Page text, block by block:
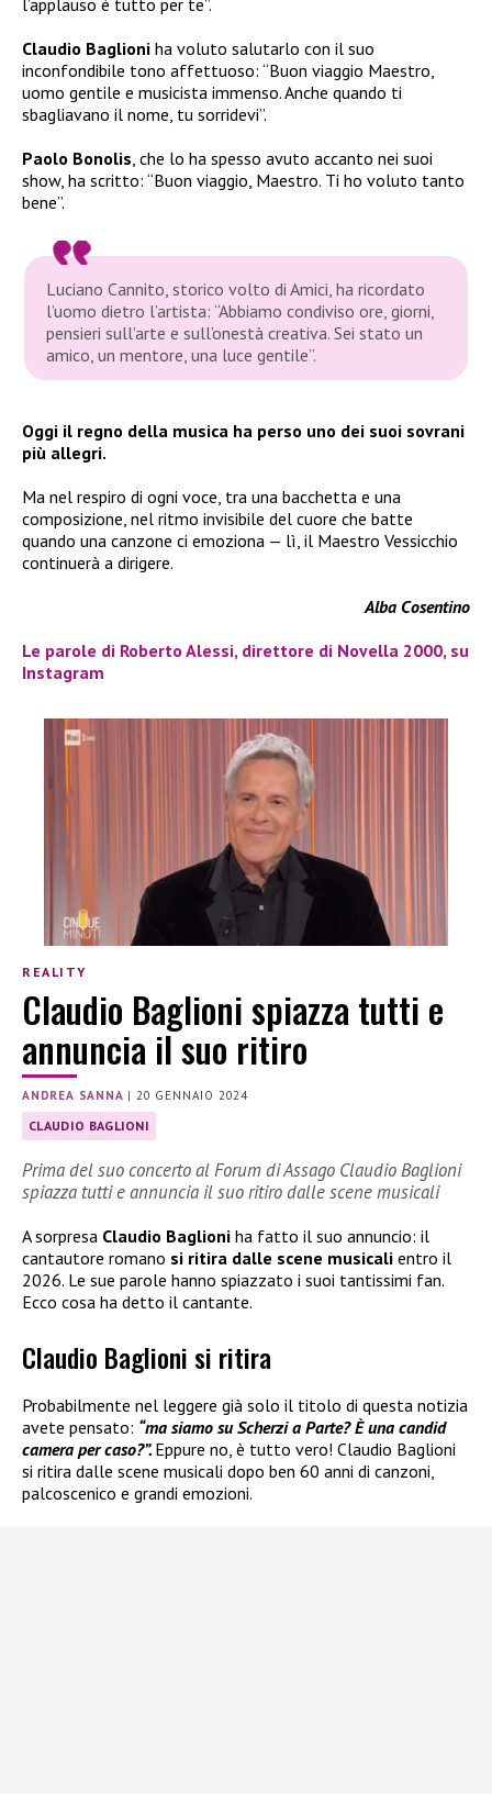
Claudio Baglioni ha voluto salutarlo con il suo
inconfondibile tono affettuoso: “Buon viaggio Maestro,
uomo gentile e musicista immenso. Anche quando ti
sbagliavano il nome, tu sorridevi”.
Paolo Bonolis , che lo ha spesso avuto accanto nei suoi
show, ha scritto: “Buon viaggio, Maestro. Ti ho voluto tanto
bene”.
Luciano Cannito, storico volto di Amici, ha ricordato
l’uomo dietro l’artista: “Abbiamo condiviso ore, giorni,
pensieri sull’arte e sull’onestà creativa. Sei stato un
amico, un mentore, una luce gentile”.
Oggi il regno della musica ha perso uno dei suoi sovrani
più allegri.
Ma nel respiro di ogni voce, tra una bacchetta e una
composizione, nel ritmo invisibile del cuore che batte
quando una canzone ci emoziona — lì, il Maestro Vessicchio
continuerà a dirigere.
Alba Cosentino
Le parole di Roberto Alessi, direttore di Novella 2000, su
Instagram
REALITY
Claudio Baglioni spiazza tutti e
annuncia il suo ritiro
ANDREA SANNA |20 GENNAIO 2024
CLAUDIO BAGLIONI
Prima del suo concerto al Forum di Assago Claudio Baglioni
spiazza tutti e annuncia il suo ritiro dalle scene musicali
A sorpresa Claudio Baglioni ha fatto il suo annuncio: il
cantautore romano si ritira dalle scene musicali entro il
2026. Le sue parole hanno spiazzato i suoi tantissimi fan.
Ecco cosa ha detto il cantante.
Claudio Baglioni si ritira
Probabilmente nel leggere già solo il titolo di questa notizia
avete pensato: “ma siamo su Scherzi a Parte? È una candid
camera per caso?”. Eppure no, è tutto vero! Claudio Baglioni
si ritira dalle scene musicali dopo ben 60 anni di canzoni,
palcoscenico e grandi emozioni.